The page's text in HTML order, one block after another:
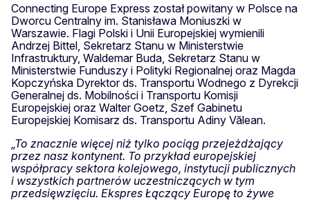
Connecting Europe Express został powitany w Polsce na
Dworcu Centralny im. Stanisława Moniuszki w
Warszawie. Flagi Polski i Unii Europejskiej wymienili
Andrzej Bittel, Sekretarz Stanu w Ministerstwie
Infrastruktury, Waldemar Buda, Sekretarz Stanu w
Ministerstwie Funduszy i Polityki Regionalnej oraz Magda
Kopczyńska Dyrektor ds. Transportu Wodnego z Dyrekcji
Generalnej ds. Mobilności i Transportu Komisji
Europejskiej oraz Walter Goetz, Szef Gabinetu
Europejskiej Komisarz ds. Transportu Adiny Vălean.
„To znacznie więcej niż tylko pociąg przejeżdżający
przez nasz kontynent. To przykład europejskiej
współpracy sektora kolejowego, instytucji publicznych
i wszystkich partnerów uczestniczących w tym
przedsięwzięciu. Ekspres Łączący Europę to żywe